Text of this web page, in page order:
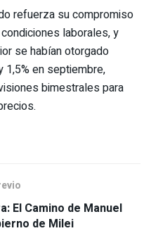
refuerza su compromiso
laborales, y
se habían otorgado
1,5% en septiembre,
bimestrales para
El Camino de Manuel
de Milei